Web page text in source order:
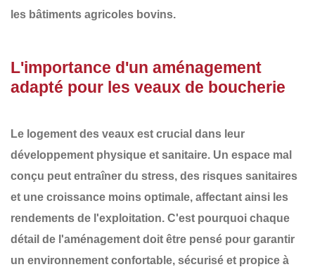
les bâtiments agricoles bovins.
L'importance d'un aménagement
adapté pour les veaux de boucherie
Le logement des veaux est crucial dans leur
développement physique et sanitaire. Un espace mal
conçu peut entraîner du stress, des risques sanitaires
et une croissance moins optimale, affectant ainsi les
rendements de l'exploitation. C'est pourquoi chaque
détail de l'aménagement doit être pensé pour garantir
un environnement confortable, sécurisé et propice à